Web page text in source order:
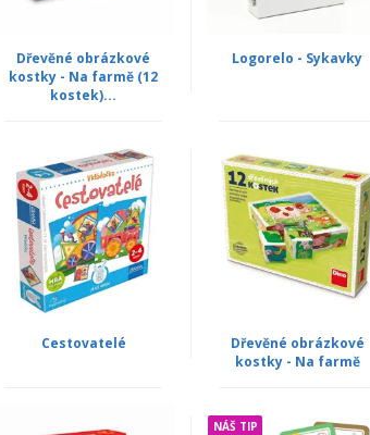
Dřevěné obrázkové
kostky - Na farmě (12
kostek)...
Logorelo - Sykavky
Cestovatelé
Dřevěné obrázkové
kostky - Na farmě
NÁŠ TIP